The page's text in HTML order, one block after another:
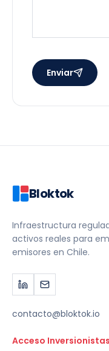
Enviar
Bloktok
Infraestructura
activos reales para
emisores en Chile.
contacto@bloktok.io
Acceso Inversionistas